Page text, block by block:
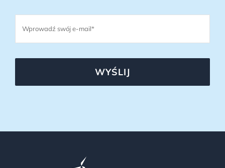
WYŚLIJ